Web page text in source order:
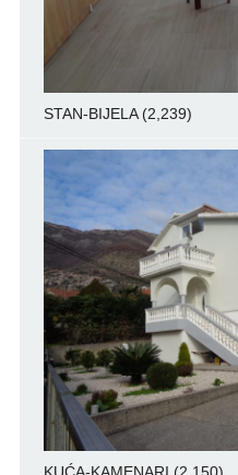
STAN-BIJELA (2,239)
KUĆA-KAMENARI (2,150)